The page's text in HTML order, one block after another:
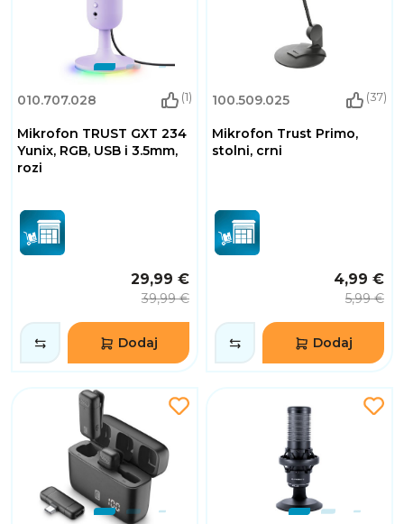
010.707.028 (1)
Mikrofon TRUST GXT 234
Yunix, RGB, USB i 3.5mm,
rozi
29,99 €
39,99 €
Dodaj
100.509.025 (37)
Mikrofon Trust Primo,
stolni, crni
4,99 €
5,99 €
Dodaj